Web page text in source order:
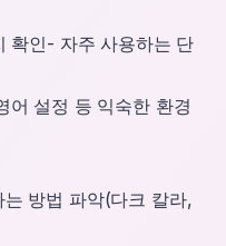
확인- 자주 사용하는 단
어 설정 등 익숙한 환경
방법 파악(다크 칼라,